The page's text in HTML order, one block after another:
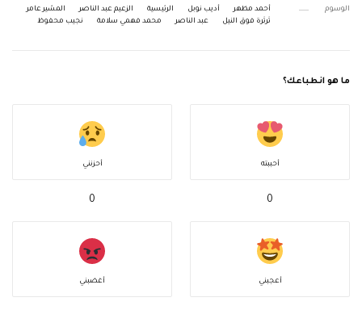
الوسوم أحمد مظهر أديب نوبل الرئيسية الزعيم عبد الناصر
المشير عامر
ثرثرة فوق النيل
عبد الناصر محمد فهمي سلامة نجيب محفوظ
ما هو انطباعك؟
أحببته
0
أحزنني
0
أعجبني أغضبني